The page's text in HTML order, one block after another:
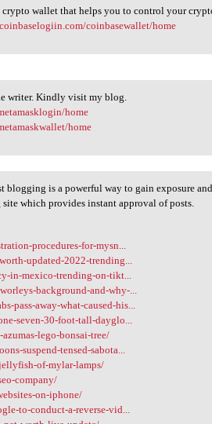
wallet that helps you to control your
coinbasewallet/home
writer. Kindly visit my blog.
home
home
blogging is a powerful way to gain exposure
which provides instant approval of posts.
procedures-for-mysn...
updated-2022-trending...
in-mexico-trending-on-tikt...
background-and-why-...
pass-away-what-caused-his...
seven-30-foot-tall-dayglo...
lego-bonsai-tree/
suspend-tensed-sabota...
of-mylar-lamps/
company/
on-iphone/
to-conduct-a-reverse-vid...